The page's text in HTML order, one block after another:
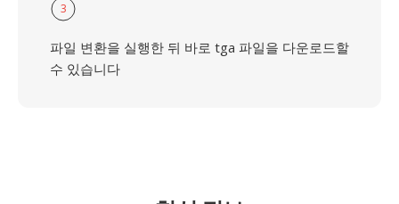
3
파일 변환을 실행한 뒤 바로 tga 파일을 다운로드할
수 있습니다